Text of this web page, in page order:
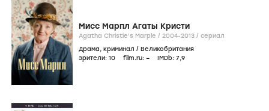
Мисс Марпл Агаты Кристи
Agatha Christie's Marple / 2004-2013 / сериал
драма, криминал / Великобритания
зрители: 10 film.ru: – IMDb: 7,9